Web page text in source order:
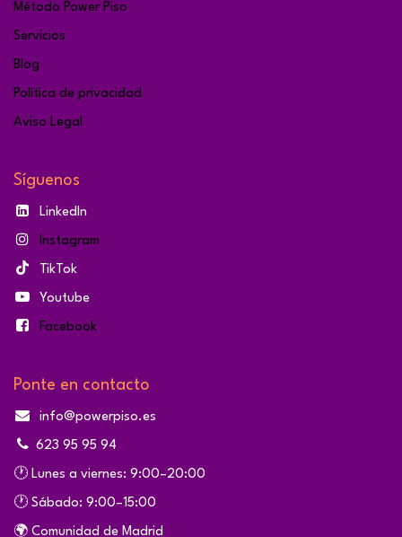
Síguenos
LinkedIn
Instagram
TikTok
Youtube
Facebook
Ponte en contacto
info@powerpiso.es
623 95 95 94
🕐 Lunes a viernes: 9:00–20:00
🕐 Sábado: 9:00–15:00
🌍 Comunidad de Madrid
Método Power Piso
Servicios
Blog
Política de privacidad
Aviso Legal